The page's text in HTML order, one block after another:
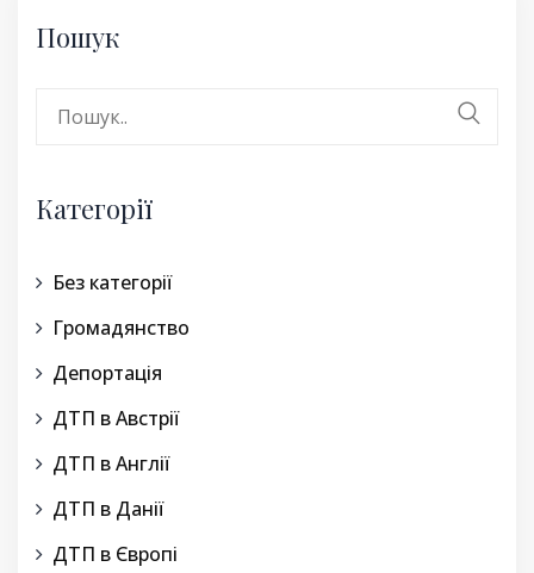
Пошук
Категорії
Без категорії
Громадянство
Депортація
ДТП в Австрії
ДТП в Англії
ДТП в Данії
ДТП в Європі